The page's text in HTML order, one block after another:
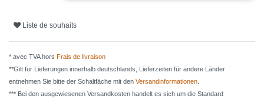
Liste de souhaits
* avec TVA hors Frais de livraison
**Gilt für Lieferungen innerhalb deutschlands, Lieferzeiten für andere Länder
entnehmen Sie bitte der Schaltfäche mit den Versandinformationen
*** Bei den ausgewiesenen Versandkosten handelt es sich um die Standard